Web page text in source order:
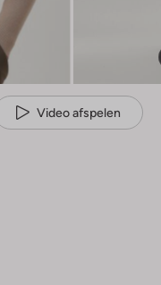
Video afspelen